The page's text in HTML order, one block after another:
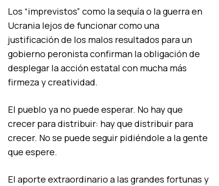
Los “imprevistos” como la sequía o la guerra en
Ucrania lejos de funcionar como una
justificación de los malos resultados para un
gobierno peronista confirman la obligación de
desplegar la acción estatal con mucha más
firmeza y creatividad.
El pueblo ya no puede esperar. No hay que
crecer para distribuir: hay que distribuir para
crecer. No se puede seguir pidiéndole a la gente
que espere.
El aporte extraordinario a las grandes fortunas y